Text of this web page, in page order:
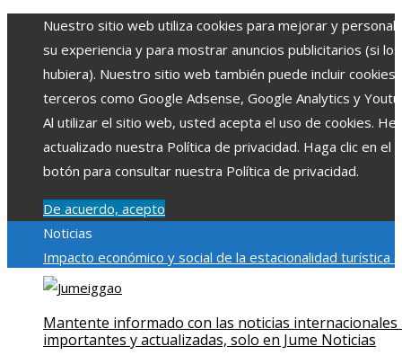
Nuestro sitio web utiliza cookies para mejorar y
su experiencia y para mostrar anuncios publicitarios (si los
hubiera). Nuestro sitio web también puede incluir cookies
terceros como Google Adsense, Google Analytics y
Al utilizar el sitio web, usted acepta el uso de cookies.
actualizado nuestra Política de privacidad. Haga clic en el
botón para consultar nuestra Política de privacidad.
De acuerdo, acepto
Noticias
Impacto económico y social de la estacionalidad turística
Montenegro
ambiental en comunidades chilenasQué revela la escena
créditos de Spider-Man: Brand New Day sobre la
Mantente informado con las noticias internacionales
importantes y actualizadas, solo en Jume Noticias